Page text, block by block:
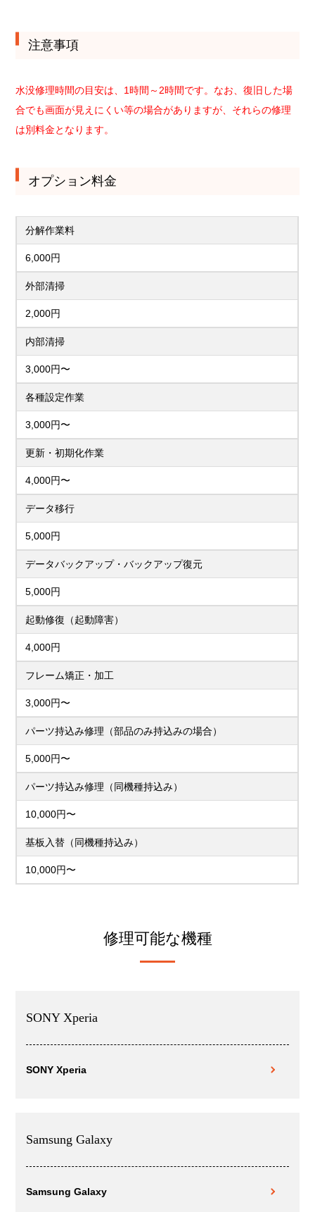
注意事項
水没修理時間の目安は、1時間～2時間です。なお、復旧した場
合でも画面が見えにくい等の場合がありますが、それらの修理
は別料金となります。
オプション料金
分解作業料
6,000円
外部清掃
2,000円
内部清掃
3,000円〜
各種設定作業
3,000円〜
更新・初期化作業
4,000円〜
データ移行
5,000円
データバックアップ・バックアップ復元
5,000円
起動修復（起動障害）
4,000円
フレーム矯正・加工
3,000円〜
パーツ持込み修理（部品のみ持込みの場合）
5,000円〜
パーツ持込み修理（同機種持込み）
10,000円〜
基板入替（同機種持込み）
10,000円〜
修理可能な機種
SONY Xperia
SONY Xperia
Samsung Galaxy
Samsung Galaxy